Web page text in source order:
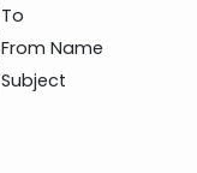
To
From Name
Subject